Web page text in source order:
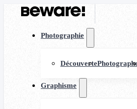
Photographie
Découverte
Graphisme